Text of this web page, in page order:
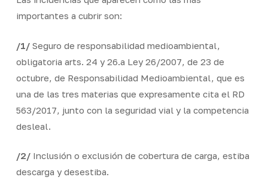
importantes a cubrir son:
/1/ Seguro de responsabilidad medioambiental,
obligatoria arts. 24 y 26.a Ley 26/2007, de 23 de
octubre, de Responsabilidad Medioambiental, que es
una de las tres materias que expresamente cita el RD
563/2017, junto con la seguridad vial y la competencia
desleal.
/2/Inclusión o exclusión de cobertura de carga, estiba
descarga y desestiba.